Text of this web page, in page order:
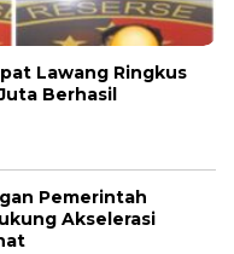
Lawang Ringkus
Berhasil
Pemerintah
Akselerasi